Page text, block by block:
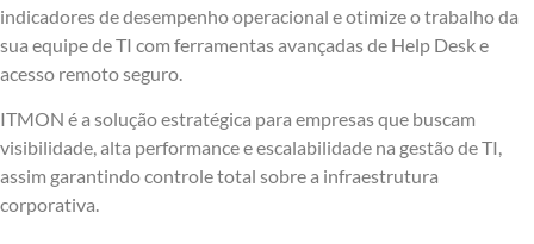
indicadores de desempenho operacional e otimize o trabalho da
sua equipe de TI com ferramentas avançadas de Help Desk e
acesso remoto seguro.
ITMON é a solução estratégica para empresas que buscam
visibilidade, alta performance e escalabilidade na gestão de TI,
assim garantindo controle total sobre a infraestrutura
corporativa.